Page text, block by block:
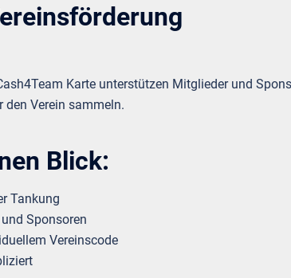
Karte unterstützen Mitglieder und
Verein sammeln.
Blick:
Tankung
Sponsoren
Vereinscode